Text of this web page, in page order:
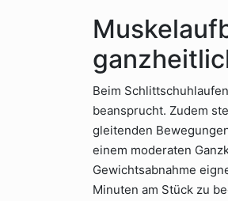
Beim
beansprucht. Zudem
gleitenden
einem moderaten
Gewichtsabnahme
Minuten am Stück zu